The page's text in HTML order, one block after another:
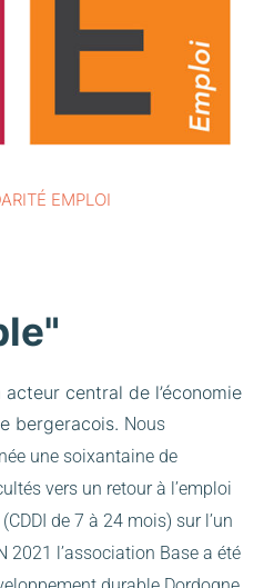
EMPLOI
acteur central de l’économie
bergeracois. Nous
une soixantaine de
vers un retour à l’emploi
de 7 à 24 mois) sur l’un
2021 l’association Base a été